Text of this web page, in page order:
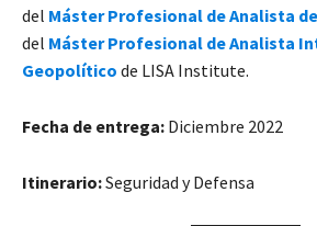
del Máster Profesional de Analista
del Máster Profesional de Analista
Geopolítico de LISA Institute.
Fecha de entrega: Diciembre 2022
Itinerario:Seguridad y Defensa